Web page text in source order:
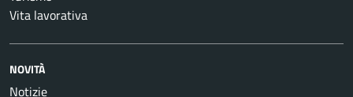
Vita lavorativa
NOVITÀ
Notizie